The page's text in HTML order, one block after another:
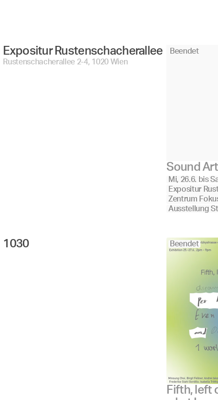
Expositur Rustenschacherallee
Rustenschacherallee 2-4, 1020 Wien
Beendet
Sound
Mi, 26.6. bis
Expositur
Zentrum
Ausstellung
1030 Beendet
Fifth, left